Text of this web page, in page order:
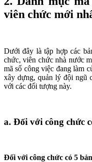
viên chức mới
Dưới đây là tập hợp các
chức, viên chức nhà nước
mã số công việc đang làm
xây dựng, quản lý đội ngũ
với các đối tượng này.
a. Đối với công chức
Đối với công chức có 5